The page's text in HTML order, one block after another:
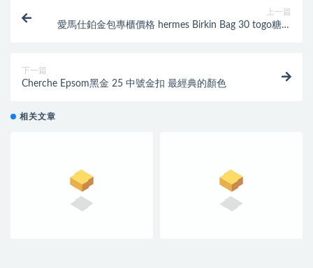
上一篇
愛馬仕鉑金包專櫃價格 hermes Birkin Bag 30 togo糖果
下一篇
Cherche Epsom黑金 25 中號金扣 最經典的顏色
相关文章